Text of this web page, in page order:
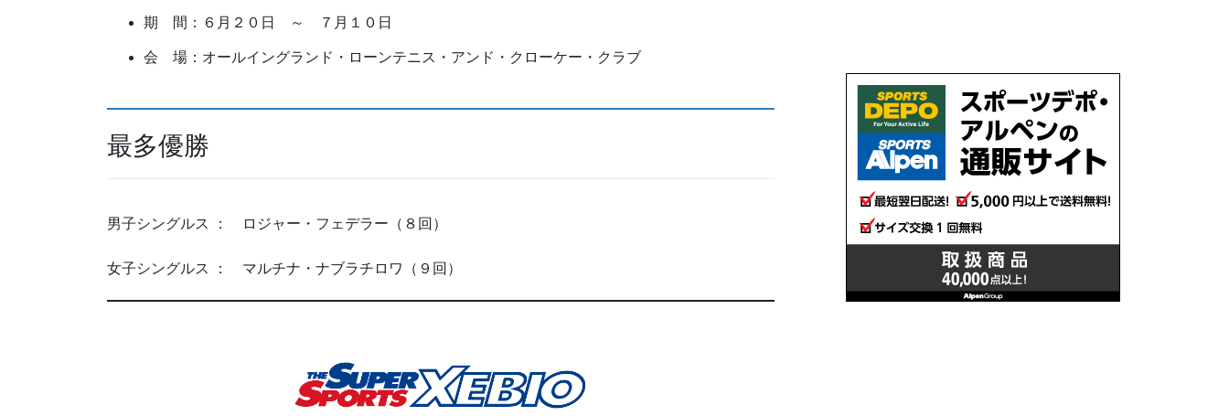
期 間：６月２０日 ～ ７月１０日
会 場：オールイングランド・ローンテニス・アンド・クローケー・クラブ
最多優勝
男子シングルス ： ロジャー・フェデラー（８回）
女子シングルス ： マルチナ・ナブラチロワ（９回）